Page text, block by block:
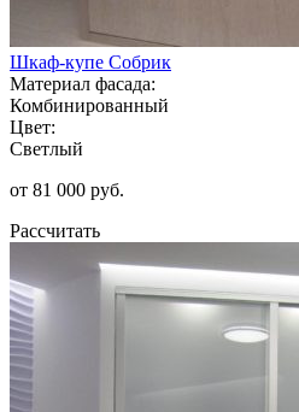
Шкаф-купе Собрик
Материал фасада:
Комбинированный
Цвет:
Светлый
от 81 000 руб.
Рассчитать